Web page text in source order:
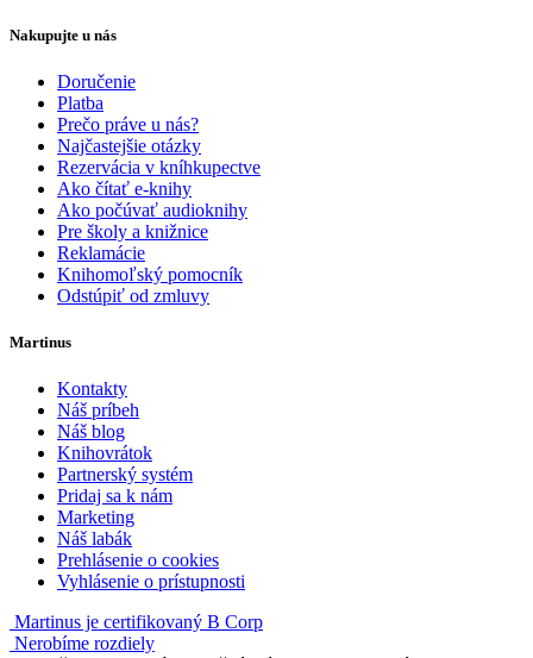
Nakupujte u nás
Doručenie
Platba
Prečo práve u nás?
Najčastejšie otázky
Rezervácia v kníhkupectve
Ako čítať e-knihy
Ako počúvať audioknihy
Pre školy a knižnice
Reklamácie
Knihomoľský pomocník
Odstúpiť od zmluvy
Martinus
Kontakty
Náš príbeh
Náš blog
Knihovrátok
Partnerský systém
Pridaj sa k nám
Marketing
Náš labák
Prehlásenie o cookies
Vyhlásenie o prístupnosti
Martinus je certifikovaný B Corp
Nerobíme rozdiely